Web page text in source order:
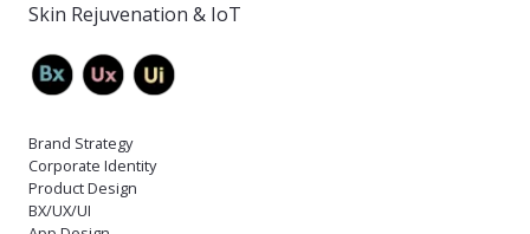
Skin Rejuvenation & IoT
Brand Strategy
Corporate Identity
Product Design
BX/UX/UI